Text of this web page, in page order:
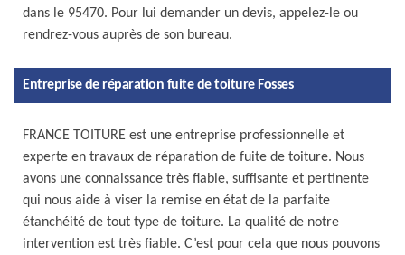
dans le 95470. Pour lui demander un devis, appelez-le ou
rendrez-vous auprès de son bureau.
Entreprise de réparation fuite de toiture Fosses
FRANCE TOITURE est une entreprise professionnelle et
experte en travaux de réparation de fuite de toiture. Nous
avons une connaissance très fiable, suffisante et pertinente
qui nous aide à viser la remise en état de la parfaite
étanchéité de tout type de toiture. La qualité de notre
intervention est très fiable. C’est pour cela que nous pouvons